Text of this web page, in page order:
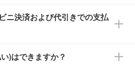
にお送りしております。混
お時間をいただくこともご
は、翌営業日以降のご連絡
ニ決済および代引きでの支払
応となります。
)はできますか？